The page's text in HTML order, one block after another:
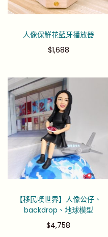
人像保鮮花藍牙播放器
$1,688
【移民嘆世界】人像公仔、
backdrop、地球模型
$4,758